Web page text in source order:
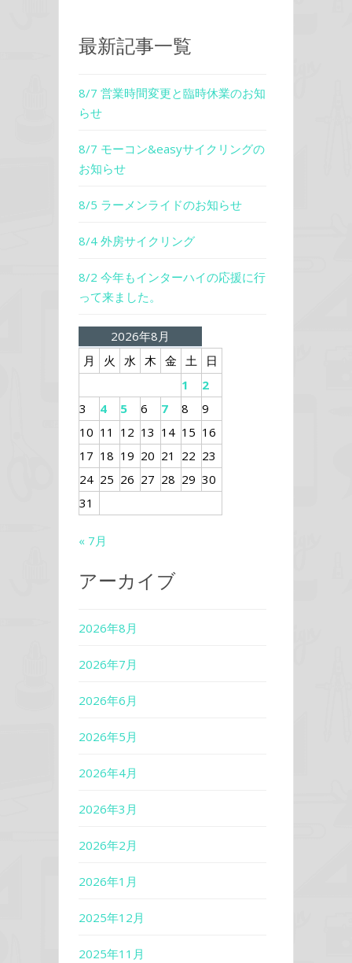
最新記事一覧
8/7 営業時間変更と臨時休業のお知
らせ
8/7 モーコン&easyサイクリングの
お知らせ
8/5 ラーメンライドのお知らせ
8/4 外房サイクリング
8/2 今年もインターハイの応援に行
って来ました。
2026年8月
月
火 水 木 金 土
日
1
2
3
4 5 6 7 8
9
10 11 12 13 14 15 16
17 18 19 20 21 22 23
24 25 26 27 28 29 30
31
« 7月
アーカイブ
2026年8月
2026年7月
2026年6月
2026年5月
2026年4月
2026年3月
2026年2月
2026年1月
2025年12月
2025年11月